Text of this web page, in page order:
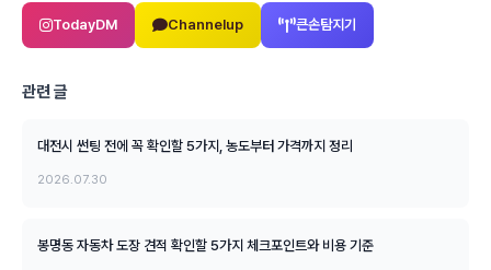
TodayDM Channelup 큰손탐지기
관련 글
대전시 썬팅 전에 꼭 확인할 5가지, 농도부터 가격까지 정리
2026.07.30
봉명동 자동차 도장 견적 확인할 5가지 체크포인트와 비용 기준